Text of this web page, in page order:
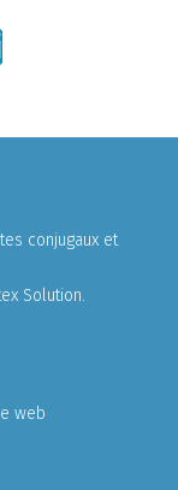
conjugaux et
Solution.
web